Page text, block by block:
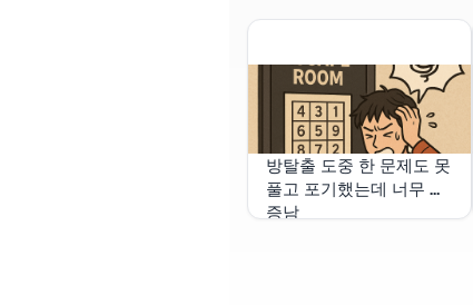
방탈출 도중 한 문제도 못
풀고 포기했는데 너무 짜
증남